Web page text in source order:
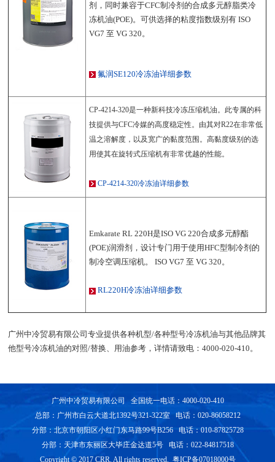
剂，同时兼容于CFC制冷剂的合成多元醇脂类冷
冻机油(POE)。可供选择的粘度指数级别有 ISO
VG7 至 VG 320。
氟润SE120冷冻油详细参数
CP-4214-320是一种新科技冷冻压缩机油。此专属的科
技提供与CFC冷媒的高度稳定性。由其对R22在非常低
温之溶解度，以及宽广的黏度范围。高黏度级别的选
用使其在旋转式压缩机有非常优越的性能。
CP-4214-320冷冻油详细参数
Emkarate RL 220H是ISO VG 220合成多元醇酯
(POE)润滑剂，设计专门用于使用HFC型制冷剂的
制冷空调压缩机。 ISO VG7 至 VG 320。
RL220H冷冻油详细参数
广州中冷贸易有限公司专业提供各种机型/各种型号冷冻机油与其他品牌其
他型号冷冻机油的对照/替换、用油参考，详情请致电：4000-020-410。
广州中冷贸易有限公司 全国统一电话：4000-020-410
总部：广州市白云大道北1392号321-322室 电话：020-86058212
分部：北京市朝阳区小红门东马路99号B256 电话：010-87825728
分部：天津市东丽区大毕庄金达道5号 电话：022-84817518
Copyright © 2017 CRR. All rights reserved. 粤ICP备07018000号